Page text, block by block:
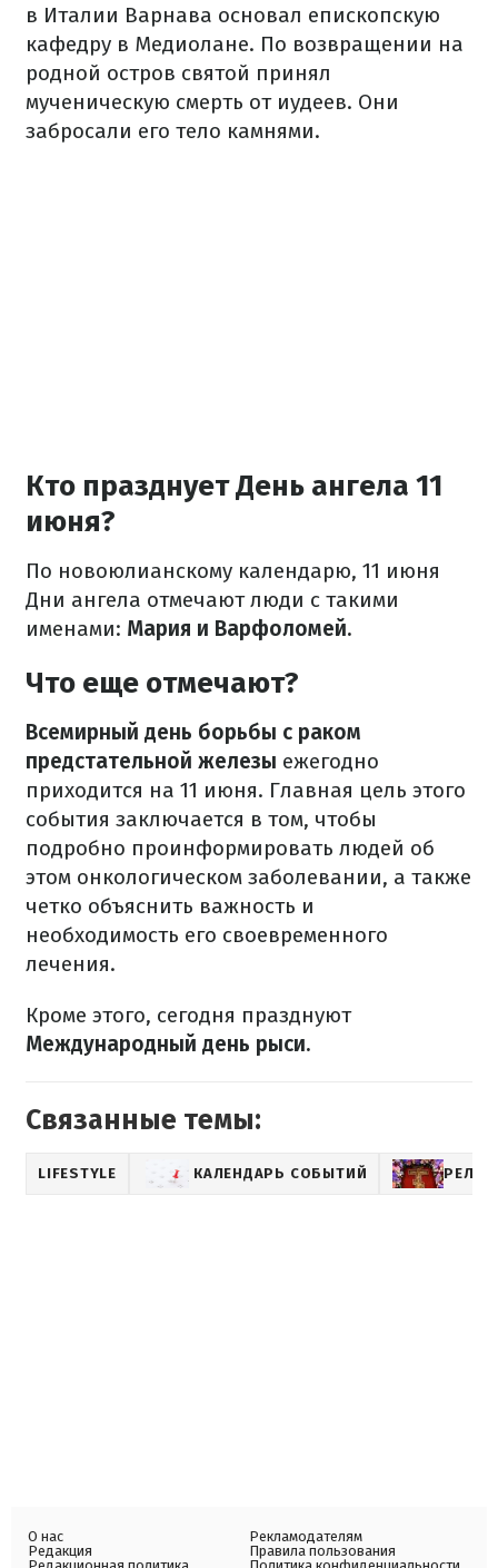
в Италии Варнава основал епископскую
кафедру в Медиолане. По возвращении на
родной остров святой принял
мученическую смерть от иудеев. Они
забросали его тело камнями.
Кто празднует День ангела 11
июня?
По новоюлианскому календарю, 11 июня
Дни ангела отмечают люди с такими
именами: Мария и Варфоломей.
Что еще отмечают?
Всемирный день борьбы с раком
предстательной железы ежегодно
приходится на 11 июня. Главная цель этого
события заключается в том, чтобы
подробно проинформировать людей об
этом онкологическом заболевании, а также
четко объяснить важность и
необходимость его своевременного
лечения.
Кроме этого, сегодня празднуют
Международный день рыси.
Связанные темы:
LIFESTYLE КАЛЕНДАРЬ СОБЫТИЙ
О нас
Редакция
Рекламодателям
Правила пользования